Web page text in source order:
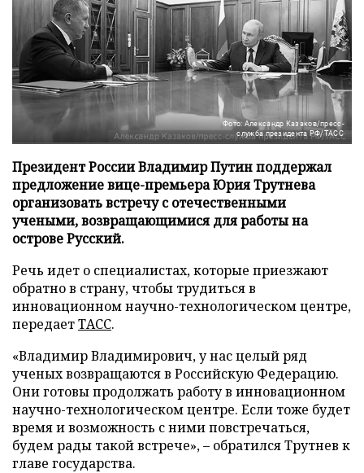
Фото: Александр Казаков/пресс-
служба президента РФ/ТАСС
Президент России Владимир Путин поддержал
предложение вице-премьера Юрия Трутнева
организовать встречу с отечественными
учеными, возвращающимися для работы на
острове Русский.
Речь идет о специалистах, которые приезжают
обратно в страну, чтобы трудиться в
инновационном научно-технологическом центре,
передаетТАСС.
«Владимир Владимирович, у нас целый ряд
ученых возвращаются в Российскую Федерацию.
Они готовы продолжать работу в инновационном
научно-технологическом центре. Если тоже будет
время и возможность с ними повстречаться,
будем рады такой встрече», – обратился Трутнев к
главе государства.